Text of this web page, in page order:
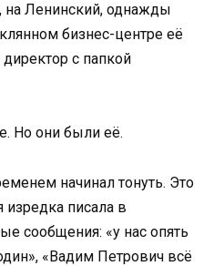
на Ленинский, однажды
бизнес-центре её
с папкой
Но они были её.
начинал тонуть. Это
писала в
сообщения: «у нас опять
«Вадим Петрович всё